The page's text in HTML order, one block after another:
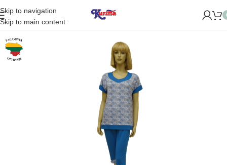
Skip to navigation
Skip to main content
NAUJĄ PARDUOTUVĘ ŽVĖRYNE (SĖLIŲ G. 29 VILNIUJE)!